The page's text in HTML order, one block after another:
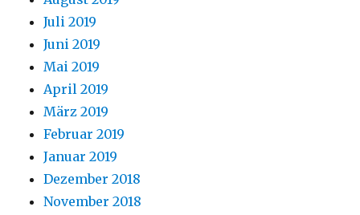
Juli 2019
Juni 2019
Mai 2019
April 2019
März 2019
Februar 2019
Januar 2019
Dezember 2018
November 2018